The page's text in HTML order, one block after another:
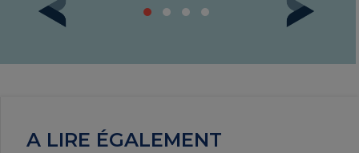
A LIRE ÉGALEMENT